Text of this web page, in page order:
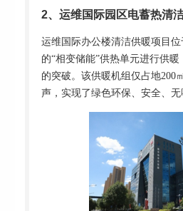
2、运维国际园区电蓄热清
运维国际办公楼清洁供暖项目
的“相变储能”供热单元进行供
的突破。该供暖机组仅占地200
声，实现了绿色环保、安全、